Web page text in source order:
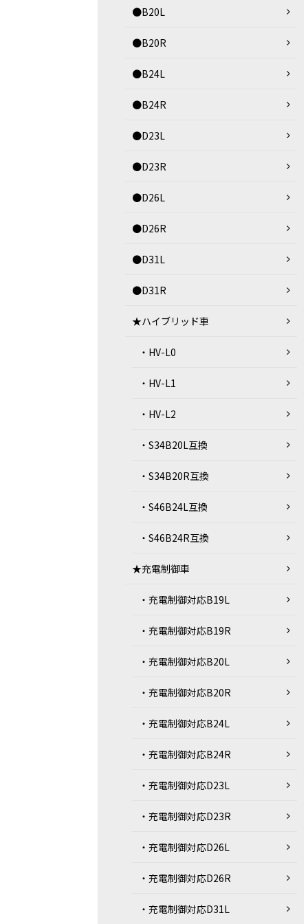
●B20L
●B20R
●B24L
●B24R
●D23L
●D23R
●D26L
●D26R
●D31L
●D31R
★ハイブリッド車
・HV-L0
・HV-L1
・HV-L2
・S34B20L互換
・S34B20R互換
・S46B24L互換
・S46B24R互換
★充電制御車
・充電制御対応B19L
・充電制御対応B19R
・充電制御対応B20L
・充電制御対応B20R
・充電制御対応B24L
・充電制御対応B24R
・充電制御対応D23L
・充電制御対応D23R
・充電制御対応D26L
・充電制御対応D26R
・充電制御対応D31L